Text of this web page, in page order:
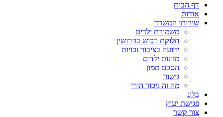
דף הבית
אודות
שירותי המשרד
משמורת ילדים
חלוקת רכוש בגירושין
ידועה בציבור זכויות
מזונות ילדים
הסכם ממון
גישור
מה זה ניכור הורי
בלוג
פגישת יעוץ
צור קשר